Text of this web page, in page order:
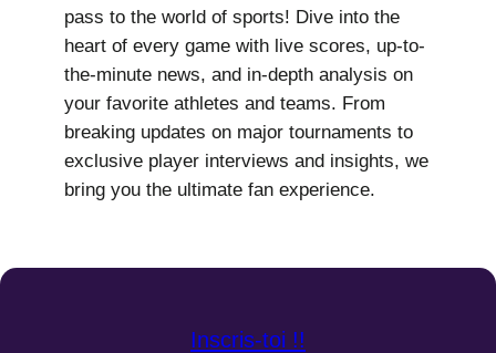
pass to the world of sports! Dive into the
heart of every game with live scores, up-to-
the-minute news, and in-depth analysis on
your favorite athletes and teams. From
breaking updates on major tournaments to
exclusive player interviews and insights, we
bring you the ultimate fan experience.
Inscris-toi !!